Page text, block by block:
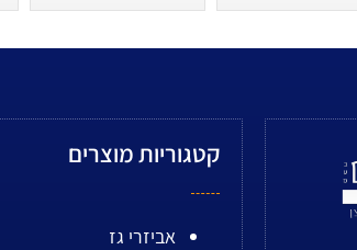
קטגוריות מוצרים
אביזרי גז